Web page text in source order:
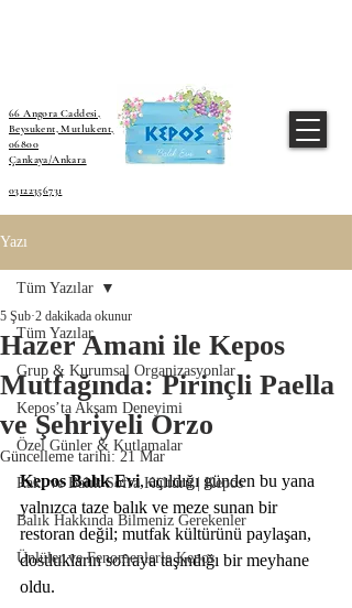
66 Angora Caddesi,
Beysukent, Mutlukent,
06800
Çankaya/Ankara
03122356731
Yazı
Tüm Yazılar
Grup & Kurumsal Organizasyonlar
Kepos’ta Akşam Deneyimi
Özel Günler & Kutlamalar
Rakı ve Balık Sofra Kültürü | Kepos
Balık Hakkında Bilmeniz Gerekenler
Ünlüler ve Fenomenlerle Kepos
Tüm Yazılar
Hazer Amani ile Kepos
Mutfağında: Pirinçli Paella
ve Şehriyeli Orzo
5 Şub 2 dakikada okunur
Güncelleme tarihi: 21 Mar
Kepos Balık Evi, açıldığı günden bu yana
yalnızca taze balık ve meze sunan bir
restoran değil; mutfak kültürünü paylaşan,
dostlukların sofraya taşındığı bir meyhane
oldu.